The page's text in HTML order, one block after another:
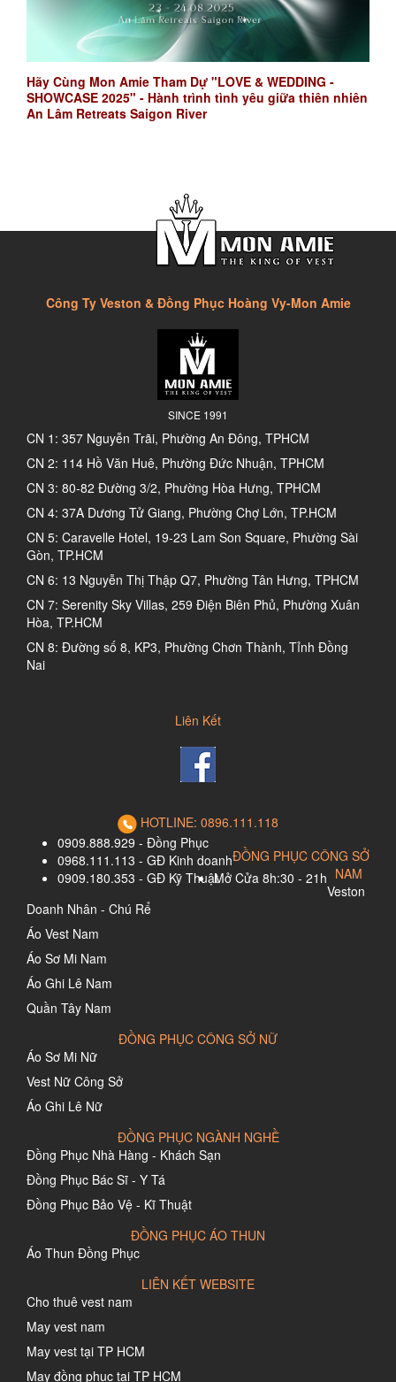
Hãy Cùng Mon Amie Tham Dự "LOVE & WEDDING -
SHOWCASE 2025" - Hành trình tình yêu giữa thiên nhiên
An Lâm Retreats Saigon River
Công Ty Veston & Đồng Phục Hoàng Vy-Mon Amie
SINCE 1991
CN 1: 357 Nguyễn Trãi, Phường An Đông, TPHCM
CN 2: 114 Hồ Văn Huê, Phường Đức Nhuận, TPHCM
CN 3: 80-82 Đường 3/2, Phường Hòa Hưng, TPHCM
CN 4: 37A Dương Tử Giang, Phường Chợ Lớn, TP.HCM
CN 5: Caravelle Hotel, 19-23 Lam Son Square, Phường Sài
Gòn, TP.HCM
CN 6: 13 Nguyễn Thị Thập Q7, Phường Tân Hưng, TPHCM
CN 7: Serenity Sky Villas, 259 Điện Biên Phủ, Phường Xuân
Hòa, TP.HCM
CN 8: Đường số 8, KP3, Phường Chơn Thành, Tỉnh Đồng
Nai
Liên Kết
HOTLINE: 0896.111.118
0909.888.929 - Đồng Phục
0968.111.113 - GĐ Kinh doanh
0909.180.353 - GĐ Kỹ ThuậtMở Cửa 8h:30 - 21h
ĐỒNG PHỤC CÔNG SỞ
NAM
Veston
Doanh Nhân - Chú Rể
Áo Vest Nam
Áo Sơ Mi Nam
Áo Ghi Lê Nam
Quần Tây Nam
ĐỒNG PHỤC CÔNG SỞ NỮ
Áo Sơ Mi Nữ
Vest Nữ Công Sở
Áo Ghi Lê Nữ
ĐỒNG PHỤC NGÀNH NGHỀ
Đồng Phục Nhà Hàng - Khách Sạn
Đồng Phục Bác Sĩ - Y Tá
Đồng Phục Bảo Vệ - Kĩ Thuật
ĐỒNG PHỤC ÁO THUN
Áo Thun Đồng Phục
LIÊN KẾT WEBSITE
Cho thuê vest nam
May vest nam
May vest tại TP HCM
May đồng phục tại TP HCM